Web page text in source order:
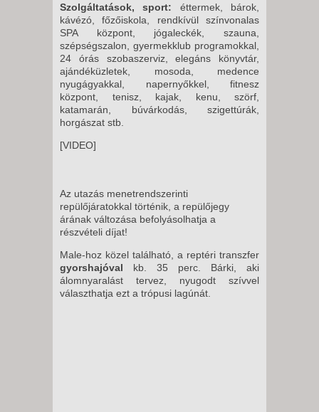
Szolgáltatások, sport: éttermek, bárok,
kávézó, főzőiskola, rendkívül színvonalas
SPA központ, jógaleckék, szauna,
szépségszalon, gyermekklub programokkal,
24 órás szobaszerviz, elegáns könyvtár,
ajándéküzletek, mosoda, medence
nyugágyakkal, napernyőkkel, fitnesz
központ, tenisz, kajak, kenu, szörf,
katamarán, búvárkodás, szigettúrák,
horgászat stb.
[VIDEO]
Az utazás menetrendszerinti
repülőjáratokkal történik, a repülőjegy
árának változása befolyásolhatja a
részvételi díjat!
Male-hoz közel található, a reptéri transzfer
gyorshajóval kb. 35 perc. Bárki, aki
álomnyaralást tervez, nyugodt szívvel
választhatja ezt a trópusi lagúnát.